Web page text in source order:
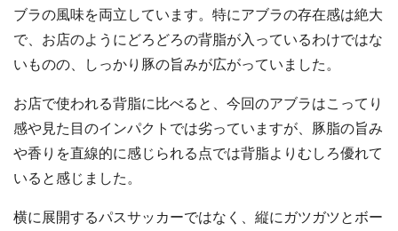
ブラの風味を両立しています。特にアブラの存在感は絶大
で、お店のようにどろどろの背脂が入っているわけではな
いものの、しっかり豚の旨みが広がっていました。
お店で使われる背脂に比べると、今回のアブラはこってり
感や見た目のインパクトでは劣っていますが、豚脂の旨み
や香りを直線的に感じられる点では背脂よりむしろ優れて
いると感じました。
横に展開するパスサッカーではなく、縦にガツガツとボー